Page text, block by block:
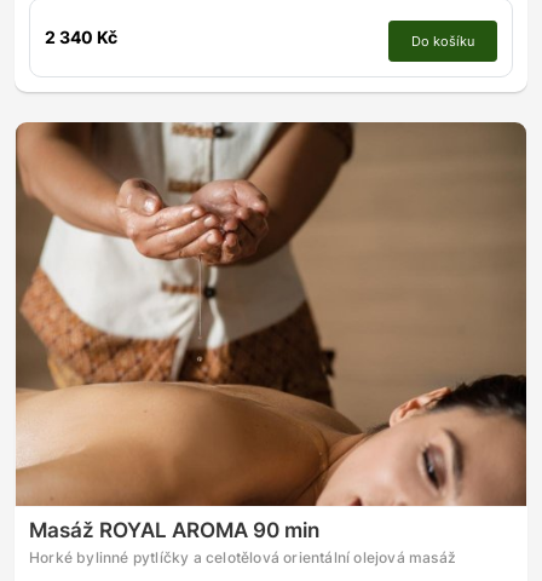
2 340 Kč Do košíku
Masáž ROYAL AROMA 90 min
Horké bylinné pytlíčky a celotělová orientální olejová masáž